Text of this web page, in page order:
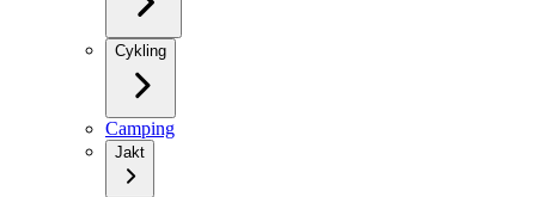
Cykling
Camping
Jakt